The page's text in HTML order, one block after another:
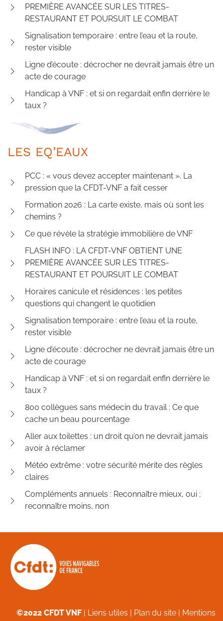
PREMIÈRE AVANCÉE SUR LES TITRES-
RESTAURANT ET POURSUIT LE COMBAT
Signalisation temporaire : entre l’eau et la route,
rester visible
Ligne d’écoute : décrocher ne devrait jamais être un
acte de courage
Handicap à VNF : et si on regardait enfin derrière le
taux ?
LES EQ’EAUX
PCC : « vous devez accepter maintenant ». La
pression que la CFDT-VNF a fait cesser
Formation 2026 : La carte existe, mais où sont les
chemins ?
Ce que révèle la stratégie immobilière de VNF
FLASH INFO : LA CFDT-VNF OBTIENT UNE
PREMIÈRE AVANCÉE SUR LES TITRES-
RESTAURANT ET POURSUIT LE COMBAT
Horaires canicule et résidences : les petites
questions qui changent le quotidien
Signalisation temporaire : entre l’eau et la route,
rester visible
Ligne d’écoute : décrocher ne devrait jamais être un
acte de courage
Handicap à VNF : et si on regardait enfin derrière le
taux ?
800 collègues sans médecin du travail : Ce que
cache un beau pourcentage
Aller aux toilettes : un droit qu’on ne devrait jamais
avoir à réclamer
Météo extrême : votre sécurité mérite des règles
claires
Compléments annuels : Reconnaître mieux, oui ;
reconnaître moins, non
©2022 CFDT VNF | Liens utiles | Plan du site | Mentions